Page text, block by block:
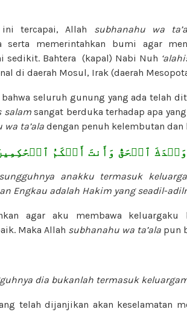
tercapai, Allah subhanahu wa
serta memerintahkan bumi agar
sedikit. Bahtera (kapal) Nabi Nuh
di daerah Mosul, Irak (daerah
seluruh gunung yang ada telah
salamsangat berduka terhadap apa
ta’ala dengan penuh kelembutan dan
ٱلۡحَقُّ وَأَنتَ أَحۡكَمُ
anakku termasuk
Engkau adalah Hakim yang seadil-
agar aku membawa keluargaku
Maka Allah subhanahu wa ta’ala pun
dia bukanlah termasuk
dijanjikan akan keselamatan